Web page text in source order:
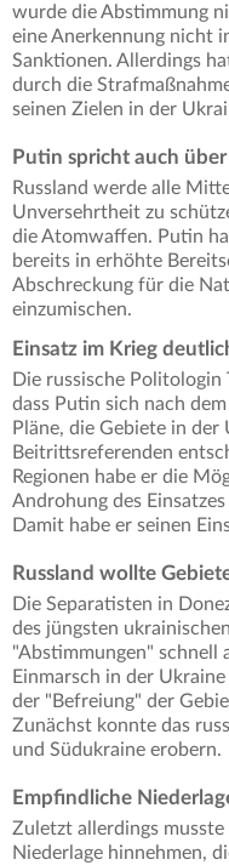
wurde die Abstimmung
eine Anerkennung nicht
Sanktionen. Allerdings
durch die
seinen Zielen in der
Putin spricht auch
Russland werde alle
Unversehrtheit zu
die Atomwaffen. Putin
bereits in erhöhte
Abschreckung für die
einzumischen.
Einsatz im Krieg
Die russische Politologin
dass Putin sich nach
Pläne, die Gebiete in der
Beitrittsreferenden
Regionen habe er die
Androhung des
Damit habe er seinen
Russland wollte
Die Separatisten in
des jüngsten
"Abstimmungen" schnell
Einmarsch in der
der "Befreiung" der
Zunächst konnte das
und Südukraine erobern.
Empfindliche
Zuletzt allerdings
Niederlage hinnehmen,